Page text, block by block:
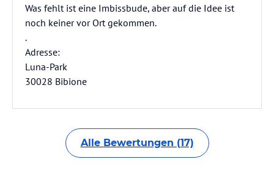
Was fehlt ist eine Imbissbude, aber auf die Idee ist
noch keiner vor Ort gekommen.
.
Adresse:
Luna-Park
30028 Bibione
Alle Bewertungen (17)